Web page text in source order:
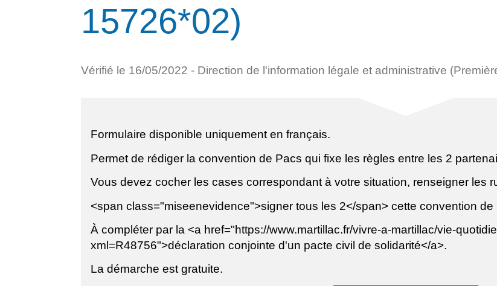
15726*02)
Vérifié le 16/05/2022 - Direction de l'information légale et administrative
Formulaire disponible uniquement en français.
Permet de rédiger la convention de Pacs qui fixe les règles entre les 2
Vous devez cocher les cases correspondant à votre situation, renseigner les
<span class="miseenevidence">signer tous les 2</span> cette convention de
À compléter par la <a href="https://www.martillac.fr/vivre-a-martillac/vie-
xml=R48756">déclaration conjointe d'un pacte civil de solidarité</a>.
La démarche est gratuite.